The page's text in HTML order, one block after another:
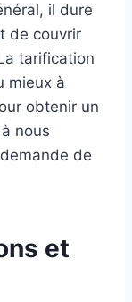
il dure
de couvrir
tarification
mieux à
obtenir un
nous
de
et